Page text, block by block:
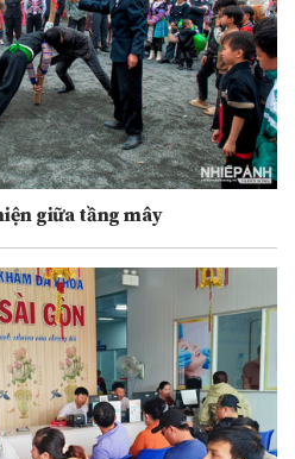
giữa tầng mây